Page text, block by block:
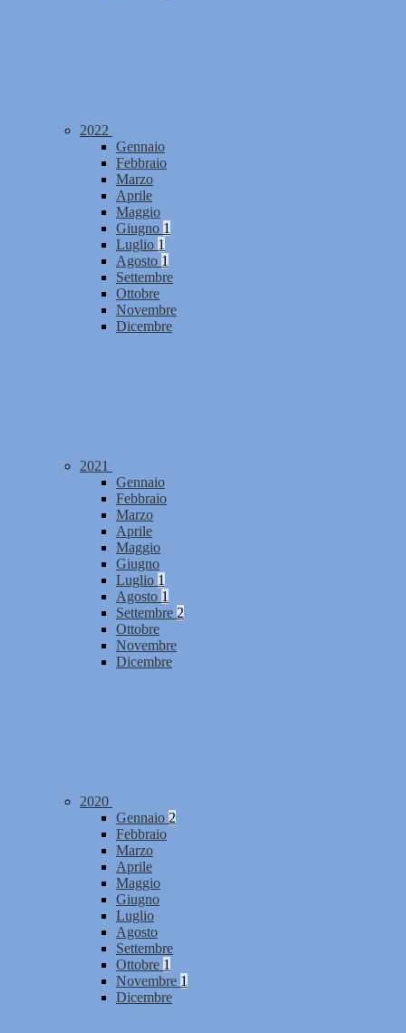
2022
Gennaio
Febbraio
Marzo
Aprile
Maggio
Giugno 1
Luglio 1
Agosto 1
Settembre
Ottobre
Novembre
Dicembre
2021
Gennaio
Febbraio
Marzo
Aprile
Maggio
Giugno
Luglio 1
Agosto 1
Settembre 2
Ottobre
Novembre
Dicembre
2020
Gennaio 2
Febbraio
Marzo
Aprile
Maggio
Giugno
Luglio
Agosto
Settembre
Ottobre 1
Novembre 1
Dicembre